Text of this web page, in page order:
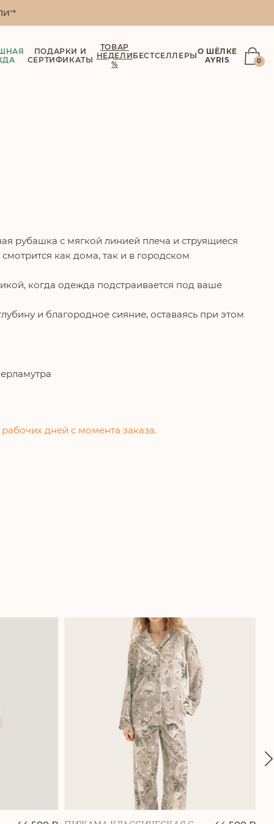
ПОДАРКИ И
СЕРТИФИКАТЫ
ТОВАР
НЕДЕЛИ
%
БЕСТСЕЛЛЕРЫО ШЁЛКЕ
AYRIS
0
рубашка с мягкой линией плеча и струящиеся
как дома, так и в городском
когда одежда подстраивается под ваше
и благородное сияние, оставаясь при этом
дней с момента заказа.